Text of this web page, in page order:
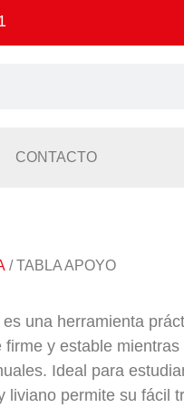
CONTACTO
/ TABLA APOYO
una herramienta
firme y estable
Ideal para
liviano permite su fácil